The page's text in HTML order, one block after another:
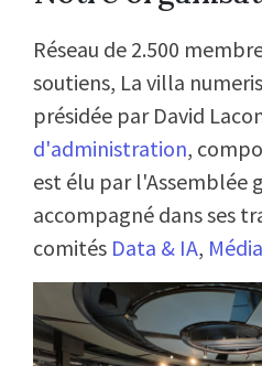
Réseau de 2.500
soutiens, La villa
présidée par David
d'administration,
est élu par l'Assemblée
accompagné dans ses
comités Data & IA, Média